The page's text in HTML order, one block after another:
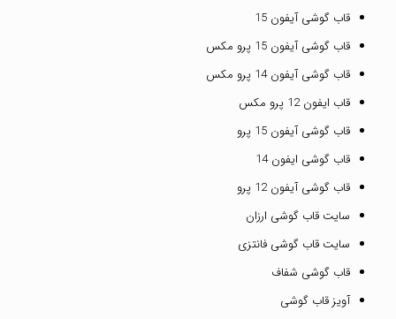
قاب گوشی آیفون 15
قاب گوشی آیفون 15 پرو مکس
قاب گوشی آیفون 14 پرو مکس
قاب ایفون 12 پرو مکس
قاب گوشی آیفون 15 پرو
قاب گوشی ایفون 14
قاب گوشی آیفون 12 پرو
سایت قاب گوشی ارزان
سایت قاب گوشی فانتزی
قاب گوشی شفاف
آویز قاب گوشی